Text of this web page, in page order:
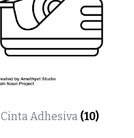
Cinta Adhesiva (10)